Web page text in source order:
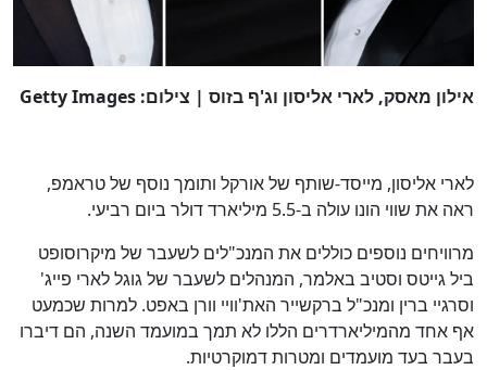
אילון מאסק, לארי אליסון וג'ף בזוס | צילום: Getty Images
לארי אליסון, מייסד-שותף של אורקל ותומך נוסף של טראמפ,
ראה את שווי הונו עולה ב-5.5 מיליארד דולר ביום רביעי.
מרוויחים נוספים כוללים את המנכ"לים לשעבר של מיקרוסופט
ביל גייטס וסטיב באלמר, המנהלים לשעבר של גוגל לארי פייג'
וסרגיי ברין ומנכ"ל ברקשייר האת'וויי וורן באפט. למרות שכמעט
אף אחד מהמיליארדרים הללו לא תמך במועמד השנה, הם דיברו
בעבר בעד מועמדים ומטרות דמוקרטיות.